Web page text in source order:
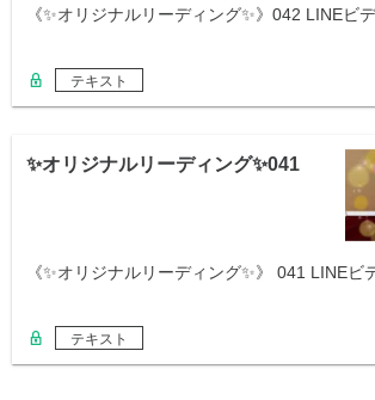
《✨オリジナルリーディング✨》042 LINE
テキスト
✨オリジナルリーディング✨041
《✨オリジナルリーディング✨》 041 LINE
テキスト